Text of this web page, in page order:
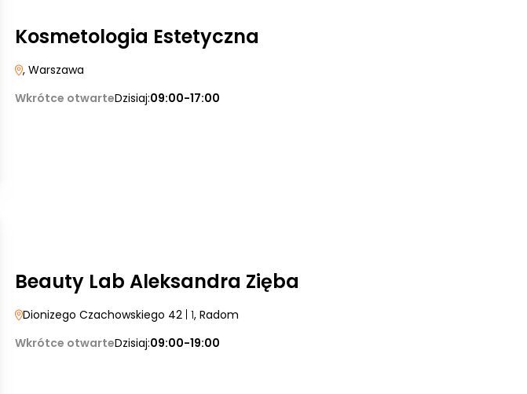
Kosmetologia Estetyczna
, Warszawa
Wkrótce otwarteDzisiaj:09:00-17:00
Beauty Lab Aleksandra Zięba
Dionizego Czachowskiego 42 | 1, Radom
Wkrótce otwarteDzisiaj:09:00-19:00